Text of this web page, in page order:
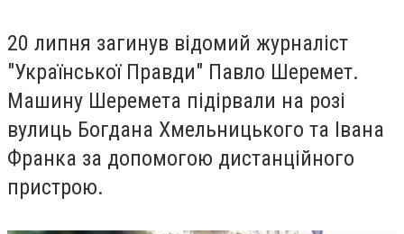
20 липня загинув відомий журналіст
"Української Правди" Павло Шеремет.
Машину Шеремета підірвали на розі
вулиць Богдана Хмельницького та Івана
Франка за допомогою дистанційного
пристрою.